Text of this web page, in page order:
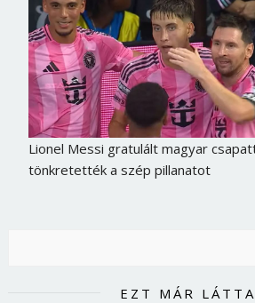
Lionel Messi gratulált magyar
tönkretették a szép pillanatot
EZT MÁR